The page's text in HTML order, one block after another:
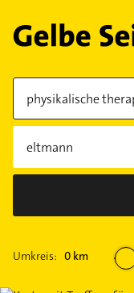
Umkreis: 0 km